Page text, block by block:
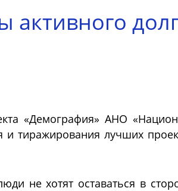
«Демография» АНО
тиражирования лучших
не хотят оставаться в